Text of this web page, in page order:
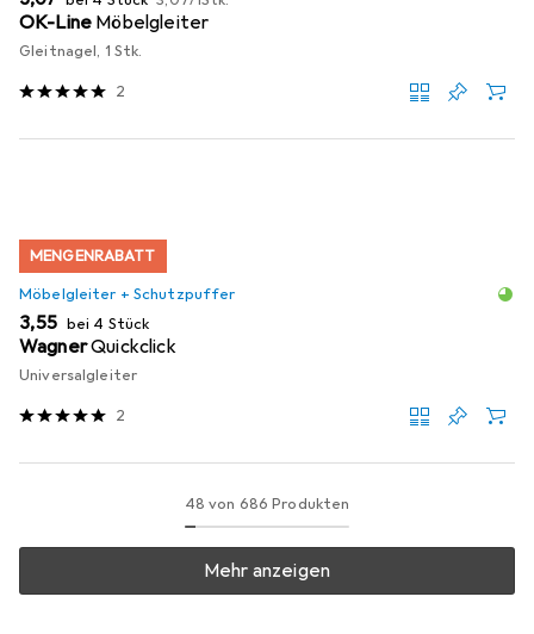
OK-Line Möbelgleiter
Gleitnagel, 1 Stk.
2
MENGENRABATT
Möbelgleiter + Schutzpuffer
EUR
3,55 bei 4 Stück
WagnerQuickclick
Universalgleiter
2
48 von 686 Produkten
Mehr anzeigen